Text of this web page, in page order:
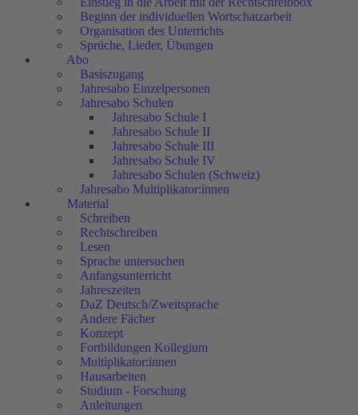
Beginn der individuellen Wortschatzarbeit
Organisation des Unterrichts
Sprüche, Lieder, Übungen
Abo
Basiszugang
Jahresabo Einzelpersonen
Jahresabo Schulen
Jahresabo Schule I
Jahresabo Schule II
Jahresabo Schule III
Jahresabo Schule IV
Jahresabo Schulen (Schweiz)
Jahresabo Multiplikator:innen
Material
Schreiben
Rechtschreiben
Lesen
Sprache untersuchen
Anfangsunterricht
Jahreszeiten
DaZ Deutsch/Zweitsprache
Andere Fächer
Konzept
Fortbildungen Kollegium
Multiplikator:innen
Hausarbeiten
Studium - Forschung
Anleitungen